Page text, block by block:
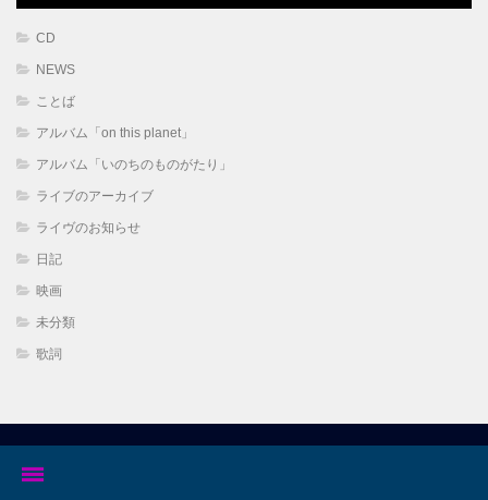
CD
NEWS
ことば
アルバム「on this planet」
アルバム「いのちのものがたり」
ライブのアーカイブ
ライヴのお知らせ
日記
映画
未分類
歌詞